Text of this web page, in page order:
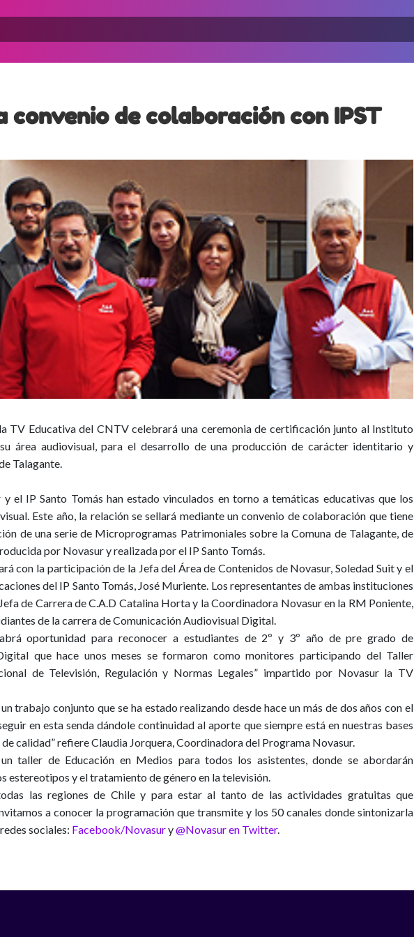
convenio de colaboración con IPST
TV Educativa del CNTVcelebrará una ceremonia de certificación junto al Instituto
área audiovisual, para el desarrollo de una producción de carácter identitario y
Talagante.
y el IP Santo Tomás han estado vinculados en torno a temáticas educativas que los
Este año, la relación se sellará mediante un convenio de colaboración que tiene
de una serie de Microprogramas Patrimoniales sobre la Comuna de Talagante, de
por Novasur y realizada por el IP Santo Tomás.
con la participación de la Jefa del Área de Contenidos de Novasur, Soledad Suit y el
del IP Santo Tomás, José Muriente. Los representantes de ambas instituciones
de Carrera de C.A.D Catalina Horta y la Coordinadora Novasur en la RM Poniente,
de la carrera de Comunicación Audiovisual Digital.
oportunidad para reconocer a estudiantes de 2º y 3º año de pre grado de
que hace unos meses se formaron como monitores participando del Taller
de Televisión, Regulación y Normas Legales” impartido por Novasur la TV
trabajo conjunto que se ha estado realizando desde hace un más de dos años con el
en esta senda dándole continuidad al aporte que siempre está en nuestras bases
calidad” refiere Claudia Jorquera, Coordinadora del Programa Novasur.
taller de Educación en Medios para todos los asistentes, donde se abordarán
estereotipos y el tratamiento de género en la televisión.
las regiones de Chile y para estar al tanto de las actividades gratuitas que
a conocer la programación que transmite y los 50 canales donde sintonizarla
sociales: Facebook/Novasury@Novasur en Twitter.